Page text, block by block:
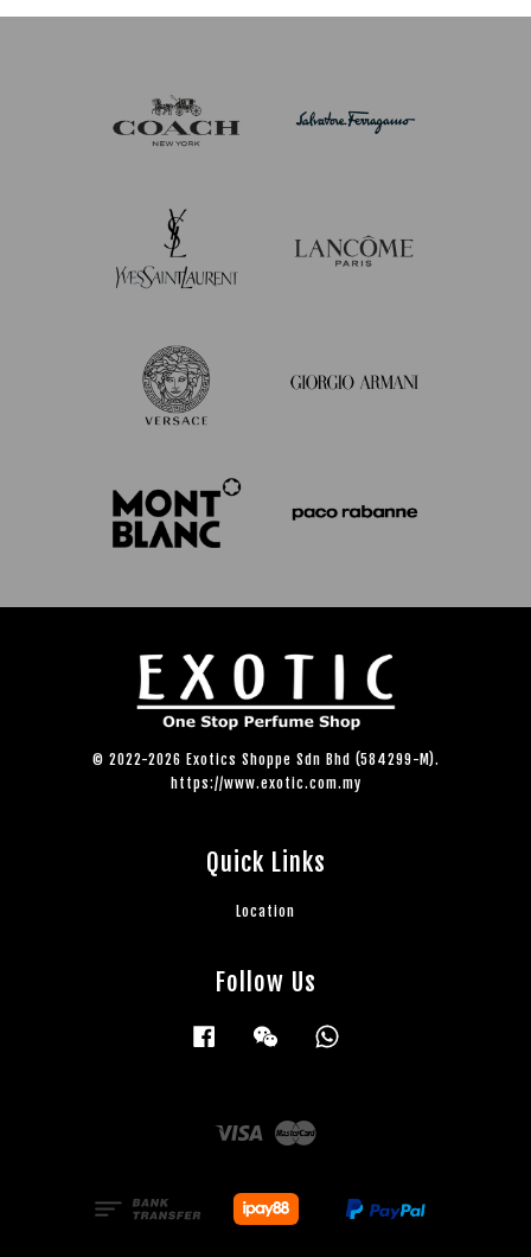
© 2022-2026 Exotics Shoppe Sdn Bhd (584299-M).
https://www.exotic.com.my
Quick Links
Location
Follow Us
Facebook Wechat
Visa